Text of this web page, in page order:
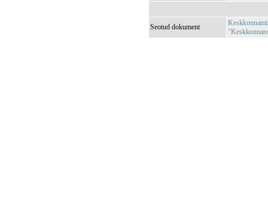
Seotud dokument